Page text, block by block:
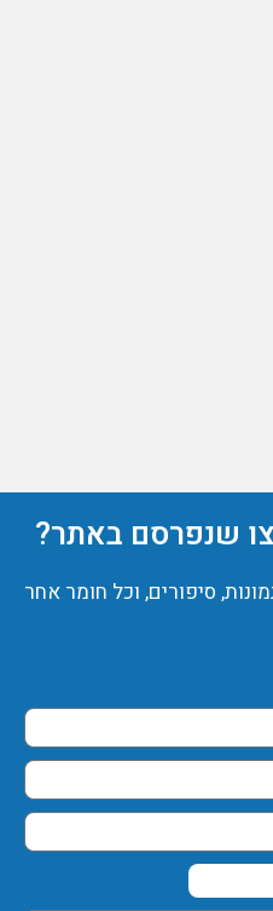
שנפרסם באתר?
סיפורים, וכל חומר אחר